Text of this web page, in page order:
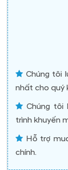
Chúng tôi
nhất cho quý
Chúng tôi
trình khuyến
Hỗ trợ
chính.